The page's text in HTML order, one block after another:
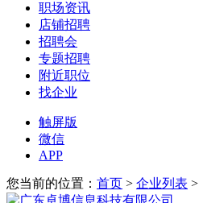
职场资讯
店铺招聘
招聘会
专题招聘
附近职位
找企业
触屏版
微信
APP
您当前的位置： 首页 > 企业列表 >